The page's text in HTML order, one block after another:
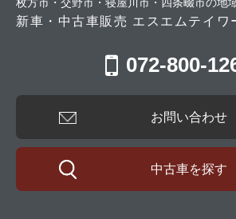
新車・中古車販売 エスエムテイワ
072-800-
お問い合わせ
中古車を探す